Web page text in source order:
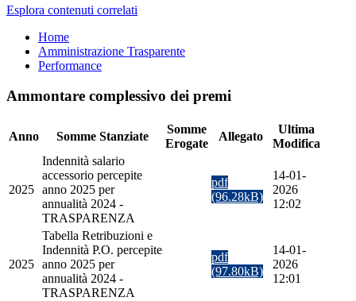
Esplora contenuti correlati
Home
Amministrazione Trasparente
Performance
Ammontare complessivo dei premi
Anno Somme Stanziate
Somme
Erogate
Allegato
Ultima
Modifica
2025
Indennità salario
accessorio percepite
anno 2025 per
annualità 2024 -
TRASPARENZA
pdf
(96.28kB)
14-01-
2026
12:02
2025
Tabella Retribuzioni e
Indennità P.O. percepite
anno 2025 per
annualità 2024 -
TRASPARENZA
pdf
(97.80kB)
14-01-
2026
12:01